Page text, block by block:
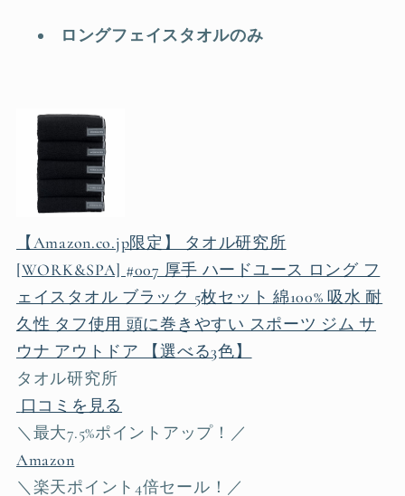
ロングフェイスタオルのみ
【Amazon.co.jp限定】 タオル研究所
[WORK&SPA] #007 厚手 ハードユース ロング フ
ェイスタオル ブラック 5枚セット 綿100% 吸水 耐
久性 タフ使用 頭に巻きやすい スポーツ ジム サ
ウナ アウトドア 【選べる3色】
タオル研究所
口コミを見る
＼最大7.5%ポイントアップ！／
Amazon
＼楽天ポイント4倍セール！／